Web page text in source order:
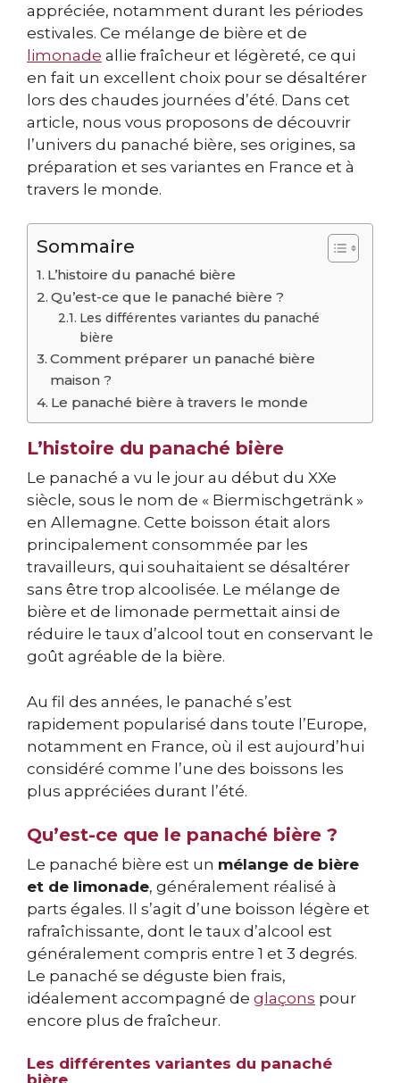
appréciée, notamment durant les périodes
estivales. Ce mélange de bière et de
limonade allie fraîcheur et légèreté, ce qui
en fait un excellent choix pour se désaltérer
lors des chaudes journées d’été. Dans cet
article, nous vous proposons de découvrir
l’univers du panaché bière, ses origines, sa
préparation et ses variantes en France et à
travers le monde.
Sommaire
L’histoire du panaché bière
Qu’est-ce que le panaché bière ?
Les différentes variantes du panaché
bière
Comment préparer un panaché bière
maison ?
Le panaché bière à travers le monde
L’histoire du panaché bière
Le panaché a vu le jour au début du XXe
siècle, sous le nom de « Biermischgetränk »
en Allemagne. Cette boisson était alors
principalement consommée par les
travailleurs, qui souhaitaient se désaltérer
sans être trop alcoolisée. Le mélange de
bière et de limonade permettait ainsi de
réduire le taux d’alcool tout en conservant le
goût agréable de la bière.
Au fil des années, le panaché s’est
rapidement popularisé dans toute l’Europe,
notamment en France, où il est aujourd’hui
considéré comme l’une des boissons les
plus appréciées durant l’été.
Qu’est-ce que le panaché bière ?
Le panaché bière est un mélange de bière
et de limonade, généralement réalisé à
parts égales. Il s’agit d’une boisson légère et
rafraîchissante, dont le taux d’alcool est
généralement compris entre 1 et 3 degrés.
Le panaché se déguste bien frais,
idéalement accompagné de glaçons pour
encore plus de fraîcheur.
Les différentes variantes du panaché
bière